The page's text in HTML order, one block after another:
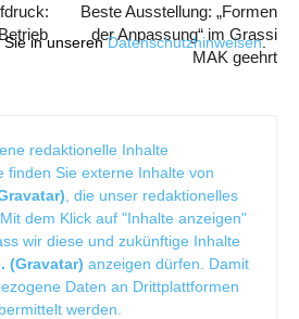
Sie in unserenDatenschutzhinweisen.
Beste Ausstellung: „Formen
der Anpassung“ im Grassi
MAK geehrt
redaktionelle Inhalte
finden Sie externe Inhalte von
, die unser redaktionelles
dem Klick auf "Inhalte anzeigen"
wir diese und zukünftige Inhalte
(Gravatar) anzeigen dürfen. Damit
Daten an Drittplattformen
werden.